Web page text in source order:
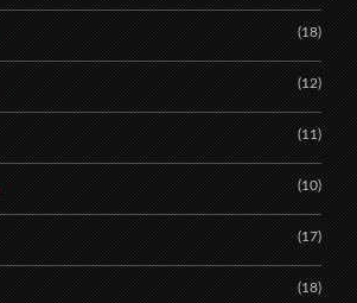
(18)
(12)
(11)
(10)
(17)
(18)